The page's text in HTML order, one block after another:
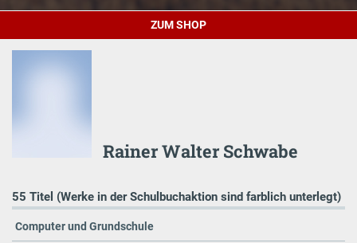
ZUM SHOP
Rainer Walter Schwabe
55 Titel (Werke in der Schulbuchaktion sind farblich unterlegt)
Computer und Grundschule